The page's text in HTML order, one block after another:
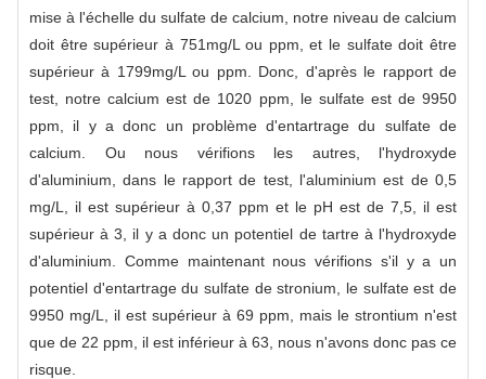
mise à l'échelle du sulfate de calcium, notre niveau de calcium
doit être supérieur à 751mg/L ou ppm, et le sulfate doit être
supérieur à 1799mg/L ou ppm. Donc, d'après le rapport de
test, notre calcium est de 1020 ppm, le sulfate est de 9950
ppm, il y a donc un problème d'entartrage du sulfate de
calcium. Ou nous vérifions les autres, l'hydroxyde
d'aluminium, dans le rapport de test, l'aluminium est de 0,5
mg/L, il est supérieur à 0,37 ppm et le pH est de 7,5, il est
supérieur à 3, il y a donc un potentiel de tartre à l'hydroxyde
d'aluminium. Comme maintenant nous vérifions s'il y a un
potentiel d'entartrage du sulfate de stronium, le sulfate est de
9950 mg/L, il est supérieur à 69 ppm, mais le strontium n'est
que de 22 ppm, il est inférieur à 63, nous n'avons donc pas ce
risque.